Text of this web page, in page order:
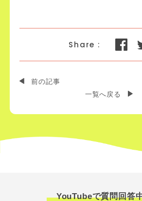
前の記事
一覧へ戻る
YouTubeで質問回答